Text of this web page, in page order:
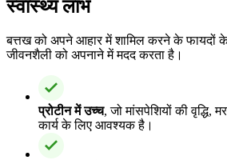
स्वास्थ्य लाभ
बत्तख को अपने आहार में शामिल करने के फायदों
जीवनशैली को अपनाने में मदद करता है।
प्रोटीन में उच्च, जो मांसपेशियों की वृद्धि,
कार्य के लिए आवश्यक है।